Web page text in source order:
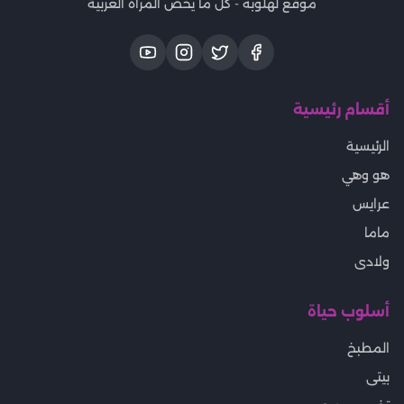
موقع لهلوبه - كل ما يخص المرأة العربية
أقسام رئيسية
الرئيسية
هو وهي
عرايس
ماما
ولادى
أسلوب حياة
المطبخ
بيتى